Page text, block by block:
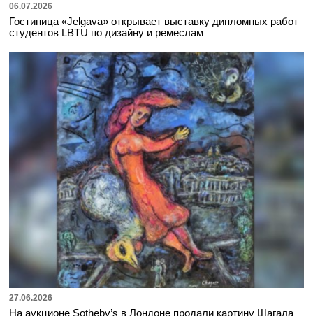
06.07.2026
Гостиница «Jelgava» открывает выставку дипломных работ
студентов LBTU по дизайну и ремеслам
27.06.2026
На аукционе Sotheby’s в Лондоне продали картину Шагала